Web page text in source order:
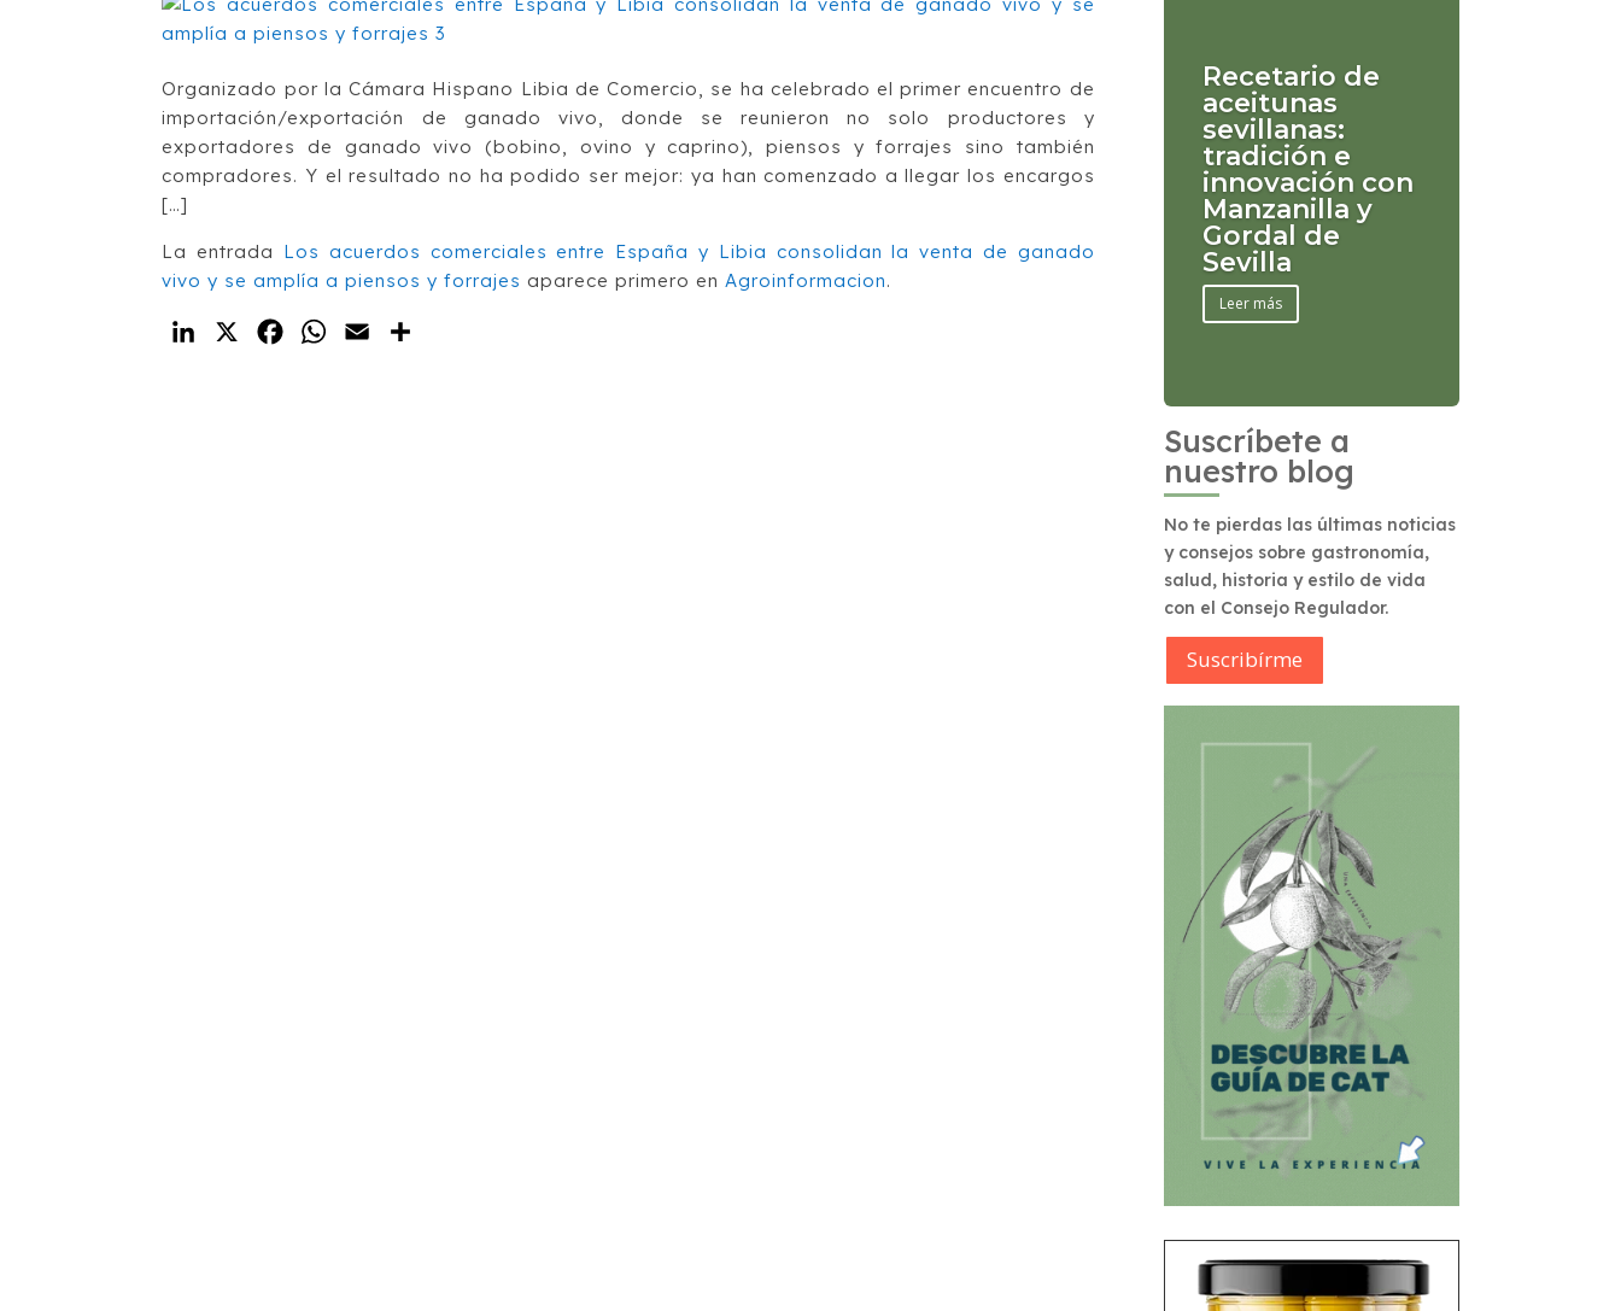
Organizado por la Cámara Hispano Libia de Comercio, se ha celebrado el primer encuentro de
importación/exportación de ganado vivo, donde se reunieron no solo productores y
exportadores de ganado vivo (bobino, ovino y caprino), piensos y forrajes sino también
compradores. Y el resultado no ha podido ser mejor: ya han comenzado a llegar los encargos
[…]
La entrada Los acuerdos comerciales entre España y Libia consolidan la venta de ganado
vivo y se amplía a piensos y forrajes aparece primero en Agroinformacion.
LinkedIn
X FacebookWhatsApp
Email
Recetario de
aceitunas
sevillanas:
tradición e
innovación con
Manzanilla y
Gordal de
Sevilla
Leer más
Suscríbete a
nuestro blog
No te pierdas las últimas noticias
y consejos sobre gastronomía,
salud, historia y estilo de vida
con el Consejo Regulador.
Suscribírme